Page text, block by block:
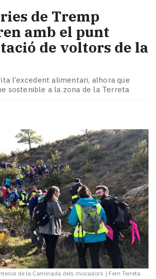
de Tremp
amb el punt
de voltors de la
l’excedent alimentari, alhora que
sostenible a la zona de la Terreta
de la Caminada dels mocadors | Fem Terreta